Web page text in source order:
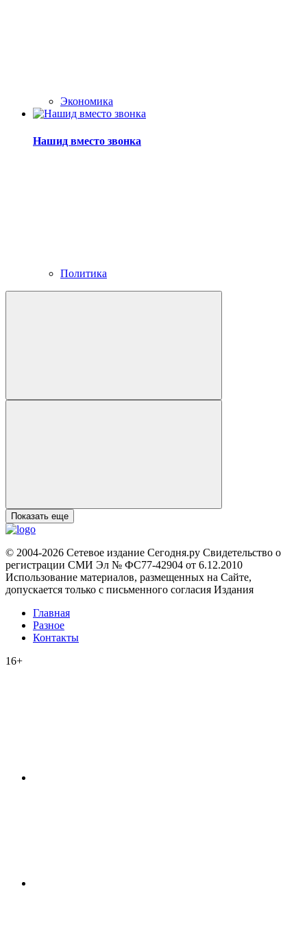
Экономика
Нашид вместо звонка
Политика
Показать еще
© 2004-2026 Сетевое издание Сегодня.ру Свидетельство о
регистрации СМИ Эл № ФС77-42904 от 6.12.2010
Использование материалов, размещенных на Сайте,
допускается только с письменного согласия Издания
Главная
Разное
Контакты
16+